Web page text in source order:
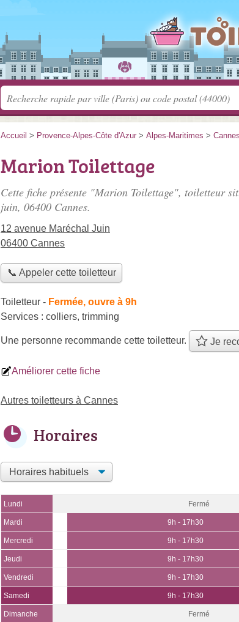
Accueil > Provence-Alpes-Côte d'Azur > Alpes-Maritimes > Cannes
Marion Toilettage
Cette fiche présente "Marion Toilettage", toiletteur
juin, 06400 Cannes.
12 avenue Maréchal Juin
06400 Cannes
📞 Appeler cette toiletteur
Toiletteur - Fermée, ouvre à 9h
Services : colliers, trimming
Une personne recommande cette toiletteur. Je
Améliorer cette fiche
Autres toiletteurs à Cannes
Horaires
Lundi Fermé
Mardi 9h - 17h30
Mercredi 9h - 17h30
Jeudi 9h - 17h30
Vendredi 9h - 17h30
Samedi 9h - 17h30
Dimanche Fermé